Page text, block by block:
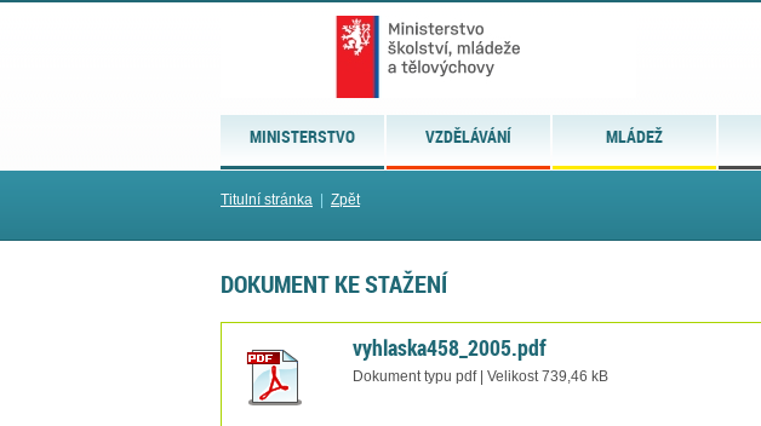
MINISTERSTVO VZDĚLÁVÁNÍ MLÁDEŽ
Titulní stránka Zpět
DOKUMENT KE STAŽENÍ
vyhlaska458_2005.pdf
Dokument typu pdf | Velikost 739,46 kB